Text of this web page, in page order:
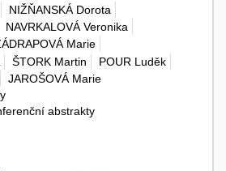
NIŽŇANSKÁ Dorota
NAVRKALOVÁ Veronika
Marie
ŠTORK Martin
POUR Luděk
JAROŠOVÁ Marie
abstrakty